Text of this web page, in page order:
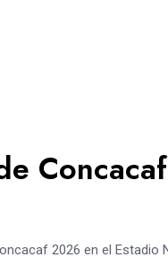
2026 en el Estadio